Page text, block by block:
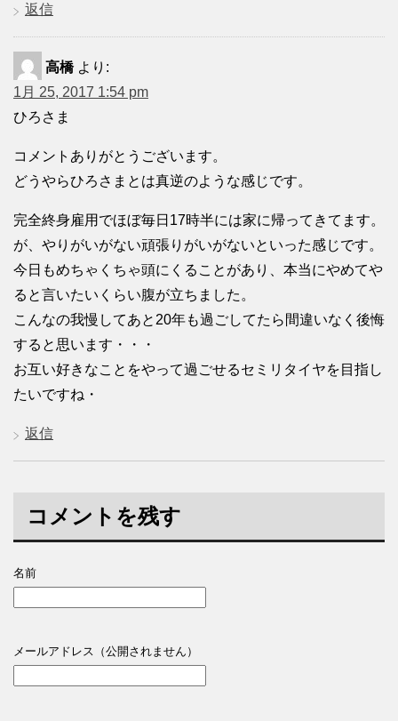
返信
高橋 より:
1月 25, 2017 1:54 pm
ひろさま
コメントありがとうございます。
どうやらひろさまとは真逆のような感じです。
完全終身雇用でほぼ毎日17時半には家に帰ってきてます。
が、やりがいがない頑張りがいがないといった感じです。
今日もめちゃくちゃ頭にくることがあり、本当にやめてや
ると言いたいくらい腹が立ちました。
こんなの我慢してあと20年も過ごしてたら間違いなく後悔
すると思います・・・
お互い好きなことをやって過ごせるセミリタイヤを目指し
たいですね・
返信
コメントを残す
名前
メールアドレス（公開されません）